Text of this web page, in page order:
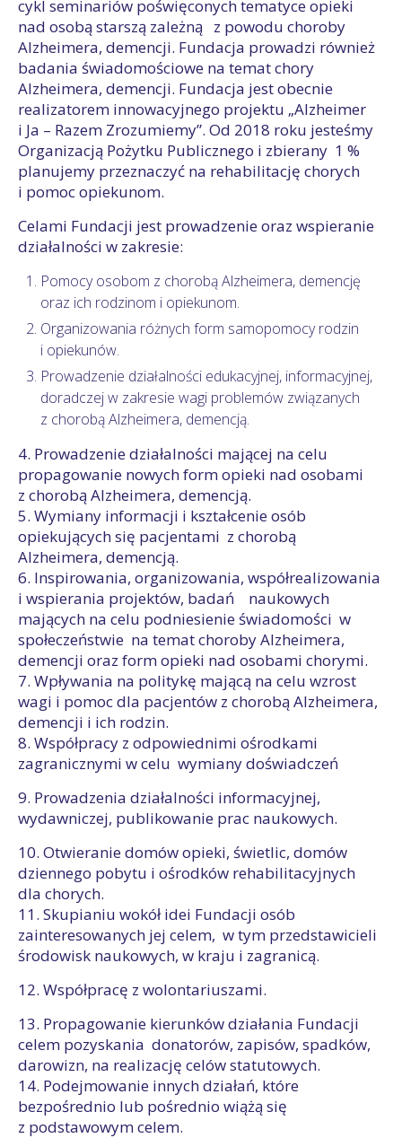
cykl seminariów poświęconych tematyce opieki
nad osobą starszą zależną z powodu choroby
Alzheimera, demencji. Fundacja prowadzi również
badania świadomościowe na temat chory
Alzheimera, demencji. Fundacja jest obecnie
realizatorem innowacyjnego projektu „Alzheimer
i Ja – Razem Zrozumiemy”. Od 2018 roku jesteśmy
Organizacją Pożytku Publicznego i zbierany 1 %
planujemy przeznaczyć na rehabilitację chorych
i pomoc opiekunom.
Celami Fundacji jest prowadzenie oraz wspieranie
działalności w zakresie:
Pomocy osobom z chorobą Alzheimera, demencję
oraz ich rodzinom i opiekunom.
Organizowania różnych form samopomocy rodzin
i opiekunów.
Prowadzenie działalności edukacyjnej, informacyjnej,
doradczej w zakresie wagi problemów związanych
z chorobą Alzheimera, demencją.
4. Prowadzenie działalności mającej na celu
propagowanie nowych form opieki nad osobami
z chorobą Alzheimera, demencją.
5. Wymiany informacji i kształcenie osób
opiekujących się pacjentami z chorobą
Alzheimera, demencją.
6. Inspirowania, organizowania, współrealizowania
i wspierania projektów, badań naukowych
mających na celu podniesienie świadomości w
społeczeństwie na temat choroby Alzheimera,
demencji oraz form opieki nad osobami chorymi.
7. Wpływania na politykę mającą na celu wzrost
wagi i pomoc dla pacjentów z chorobą Alzheimera,
demencji i ich rodzin.
8. Współpracy z odpowiednimi ośrodkami
zagranicznymi w celu wymiany doświadczeń
9. Prowadzenia działalności informacyjnej,
wydawniczej, publikowanie prac naukowych.
10. Otwieranie domów opieki, świetlic, domów
dziennego pobytu i ośrodków rehabilitacyjnych
dla chorych.
11. Skupianiu wokół idei Fundacji osób
zainteresowanych jej celem, w tym przedstawicieli
środowisk naukowych, w kraju i zagranicą.
12. Współpracę z wolontariuszami.
13. Propagowanie kierunków działania Fundacji
celem pozyskania donatorów, zapisów, spadków,
darowizn, na realizację celów statutowych.
14. Podejmowanie innych działań, które
bezpośrednio lub pośrednio wiążą się
z podstawowym celem.